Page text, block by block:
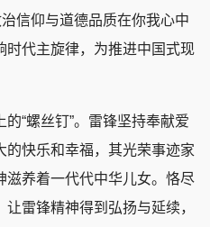
信仰与道德品质在你我心中
时代主旋律，为推进中国式现
“螺丝钉”。雷锋坚持奉献爱
的快乐和幸福，其光荣事迹家
滋养着一代代中华儿女。恪尽
雷锋精神得到弘扬与延续，